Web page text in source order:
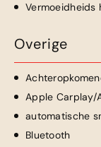
Vermoeidheids
Overige
Apple Carplay/
automatische
Bluetooth